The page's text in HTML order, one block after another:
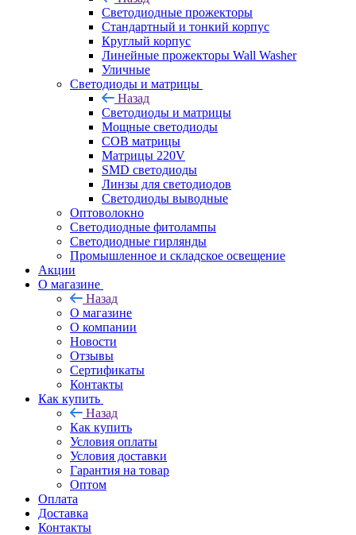
Светодиодные прожекторы
Стандартный и тонкий корпус
Круглый корпус
Линейные прожекторы Wall Washer
Уличные
Светодиоды и матрицы
Назад
Светодиоды и матрицы
Мощные светодиоды
COB матрицы
Матрицы 220V
SMD светодиоды
Линзы для светодиодов
Светодиоды выводные
Оптоволокно
Светодиодные фитолампы
Светодиодные гирлянды
Промышленное и складское освещение
Акции
О магазине
Назад
О магазине
О компании
Новости
Отзывы
Сертификаты
Контакты
Как купить
Назад
Как купить
Условия оплаты
Условия доставки
Гарантия на товар
Оптом
Оплата
Доставка
Контакты